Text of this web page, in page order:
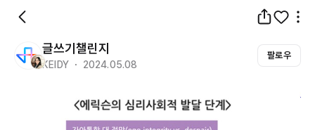
글쓰기챌린지
KEIDY ・ 2024.05.08
팔로우